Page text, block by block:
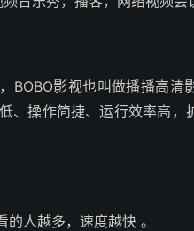
BOBO影视也叫做播播高清
、操作简捷、运行效率高，
人越多，速度越快 。